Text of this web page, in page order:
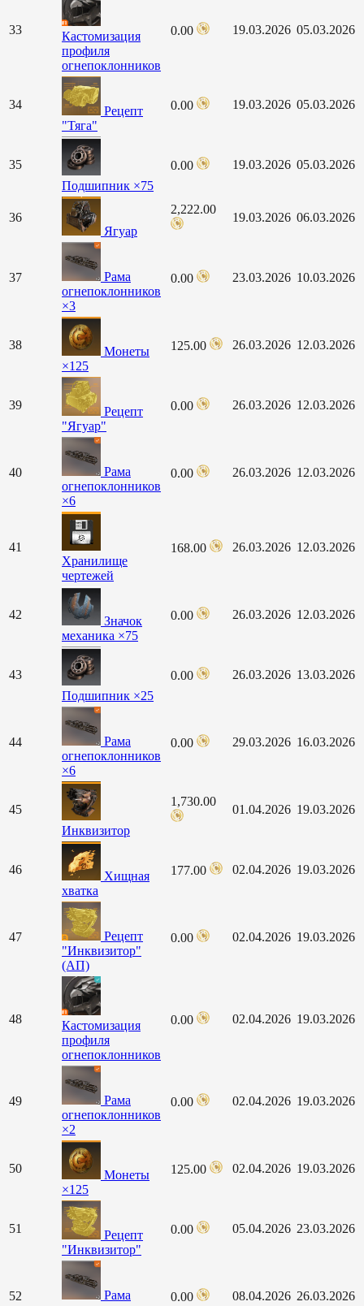
33
Кастомизация
профиля
огнепоклонников
0.00 19.03.2026 05.03.2026
34
Рецепт
"Тяга"
0.00 19.03.2026 05.03.2026
35
Подшипник ×75
0.00 19.03.2026 05.03.2026
36
Ягуар
2,222.00
19.03.2026 06.03.2026
37
Рама
огнепоклонников
×3
0.00 23.03.2026 10.03.2026
38
Монеты
×125
125.00 26.03.2026 12.03.2026
39
Рецепт
"Ягуар"
0.00 26.03.2026 12.03.2026
40
Рама
огнепоклонников
×6
0.00 26.03.2026 12.03.2026
41
Хранилище
чертежей
168.00 26.03.2026 12.03.2026
42
Значок
механика ×75
0.00 26.03.2026 12.03.2026
43
Подшипник ×25
0.00 26.03.2026 13.03.2026
44
Рама
огнепоклонников
×6
0.00 29.03.2026 16.03.2026
45
Инквизитор
1,730.00
01.04.2026 19.03.2026
46
Хищная
хватка
177.00 02.04.2026 19.03.2026
47
Рецепт
"Инквизитор"
(АП)
0.00 02.04.2026 19.03.2026
48
Кастомизация
профиля
огнепоклонников
0.00 02.04.2026 19.03.2026
49
Рама
огнепоклонников
×2
0.00 02.04.2026 19.03.2026
50
Монеты
×125
125.00 02.04.2026 19.03.2026
51
Рецепт
"Инквизитор"
0.00 05.04.2026 23.03.2026
52
Рама
0.00 08.04.2026 26.03.2026